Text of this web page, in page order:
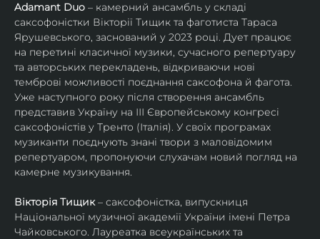
Adamant Duo – камерний ансамбль у складі
саксофоністки Вікторії Тищик та фаготиста Тараса
Ярушевського, заснований у 2023 році. Дует працює
на перетині класичної музики, сучасного репертуару
та авторських перекладень, відкриваючи нові
темброві можливості поєднання саксофона й фагота.
Уже наступного року після створення ансамбль
представив Україну на ІІІ Європейському конгресі
саксофоністів у Тренто (Італія). У своїх програмах
музиканти поєднують знані твори з маловідомим
репертуаром, пропонуючи слухачам новий погляд на
камерне музикування.
Вікторія Тищик – саксофоністка, випускниця
Національної музичної академії України імені Петра
Чайковського. Лауреатка всеукраїнських та